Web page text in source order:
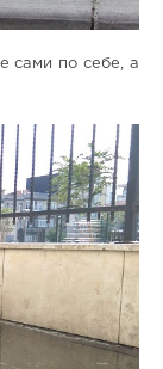
сами по себе, а